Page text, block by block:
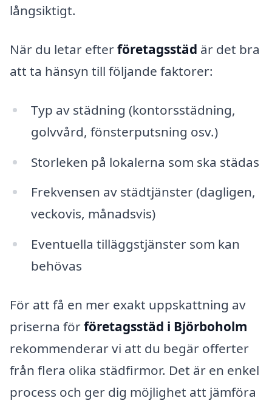
långsiktigt.
När du letar efterföretagsstäd är det bra
att ta hänsyn till följande faktorer:
Typ av städning (kontorsstädning,
golvvård, fönsterputsning osv.)
Storleken på lokalerna som ska städas
Frekvensen av städtjänster (dagligen,
veckovis, månadsvis)
Eventuella tilläggstjänster som kan
behövas
För att få en mer exakt uppskattning av
priserna förföretagsstäd i Björboholm
rekommenderar vi att du begär offerter
från flera olika städfirmor. Det är en enkel
process och ger dig möjlighet att jämföra